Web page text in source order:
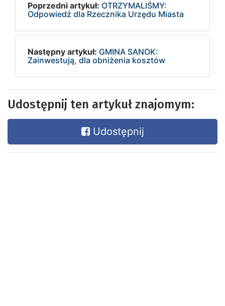
Poprzedni artykuł: OTRZYMALIŚMY:
Odpowiedź dla Rzecznika Urzędu Miasta
Następny artykuł: GMINA SANOK:
Zainwestują, dla obniżenia kosztów
Udostępnij ten artykuł znajomym:
Udostępnij